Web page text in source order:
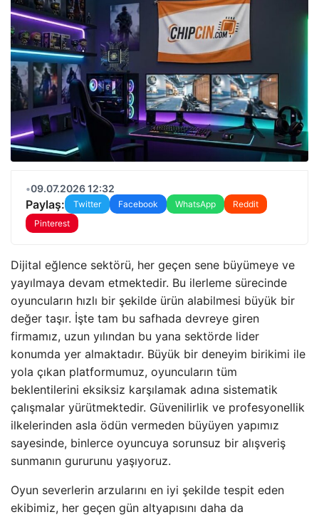
•09.07.2026 12:32
Paylaş: Twitter Facebook WhatsApp
Reddit
Pinterest
Dijital eğlence sektörü, her geçen sene büyümeye ve
yayılmaya devam etmektedir. Bu ilerleme sürecinde
oyuncuların hızlı bir şekilde ürün alabilmesi büyük bir
değer taşır. İşte tam bu safhada devreye giren
firmamız, uzun yılından bu yana sektörde lider
konumda yer almaktadır. Büyük bir deneyim birikimi ile
yola çıkan platformumuz, oyuncuların tüm
beklentilerini eksiksiz karşılamak adına sistematik
çalışmalar yürütmektedir. Güvenilirlik ve profesyonellik
ilkelerinden asla ödün vermeden büyüyen yapımız
sayesinde, binlerce oyuncuya sorunsuz bir alışveriş
sunmanın gururunu yaşıyoruz.
Oyun severlerin arzularını en iyi şekilde tespit eden
ekibimiz, her geçen gün altyapısını daha da